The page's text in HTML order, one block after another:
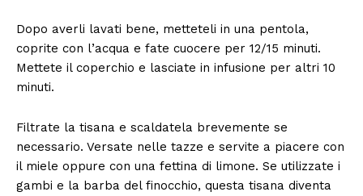
Dopo averli lavati bene, metteteli in una pentola,
coprite con l’acqua e fate cuocere per 12/15 minuti.
Mettete il coperchio e lasciate in infusione per altri 10
minuti.
Filtrate la tisana e scaldatela brevemente se
necessario. Versate nelle tazze e servite a piacere con
il miele oppure con una fettina di limone. Se utilizzate i
gambi e la barba del finocchio, questa tisana diventa